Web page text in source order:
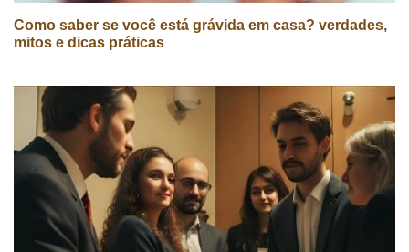
Como saber se você está grávida em casa? verdades,
mitos e dicas práticas